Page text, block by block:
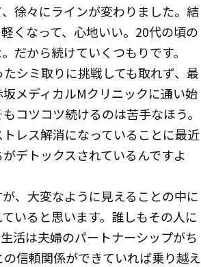
徐々にラインが変わりました。結
くなって、心地いい。20代の頃の
だから続けていくつもりです。
シミ取りに挑戦しても取れず、最
メディカルMクリニックに通い始
コツコツ続けるのは苦手なほう。
レス解消になっていることに最近
デトックスされているんですよ
、大変なように見えることの中に
いると思います。誰しもその人に
活は夫婦のパートナーシップがち
信頼関係ができていれば乗り越え